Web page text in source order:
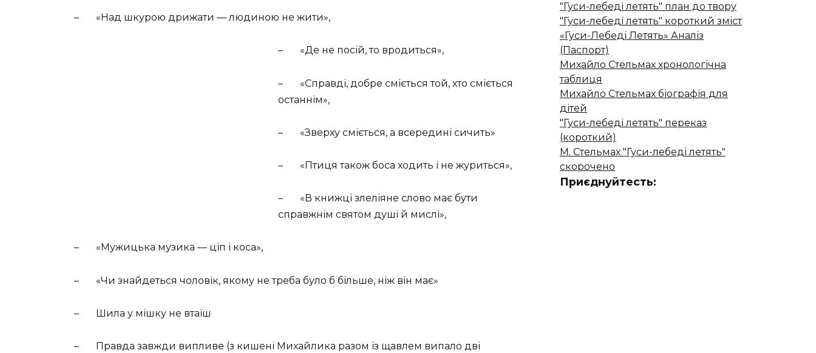
– «Над шкурою дрижати — людиною не жити»,
– «Де не посій, то вродиться»,
– «Справді, добре сміється той, хто сміється
останнім»,
– «Зверху сміється, а всередині сичить»
– «Птиця також боса ходить і не журиться»,
– «В книжці злеліяне слово має бути
справжнім святом душі й мислі»,
– «Мужицька музика — ціп і коса»,
– «Чи знайдеться чоловік, якому не треба було б більше, ніж він має»
– Шила у мішку не втаїш
– Правда завжди випливе (з кишені Михайлика разом із щавлем випало дві
"Гуси-лебеді летять" план до твору
"Гуси-лебеді летять" короткий зміст
«Гуси-Лебеді Летять» Аналіз
(Паспорт)
Михайло Стельмах хронологічна
таблиця
Михайло Стельмах біографія для
дітей
"Гуси-лебеді летять" переказ
(короткий)
М. Стельмах "Гуси-лебеді летять"
скорочено
Приєднуйтесть: